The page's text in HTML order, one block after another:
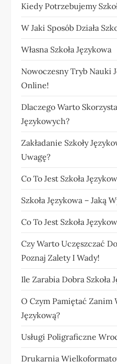
Kiedy Potrzebujemy
W Jaki Sposób Działa
Własna Szkoła Językowa
Nowoczesny Tryb Nauki
Online!
Dlaczego Warto
Językowych?
Zakładanie Szkoły
Uwagę?
Co To Jest Szkoła
Szkoła Językowa – Jaką
Co To Jest Szkoła
Czy Warto Uczęszczać
Poznaj Zalety I Wady!
Ile Zarabia Dobra Szkoła
O Czym Pamiętać Zanim
Językową?
Usługi Poligraficzne
Drukarnia